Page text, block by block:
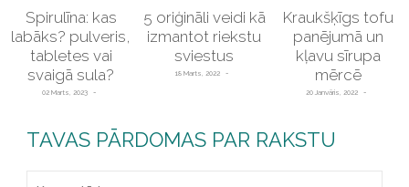
Spirulīna: kas
labāks? pulveris,
tabletes vai
svaigā sula?
02 Marts, 2023
5 oriģināli veidi kā
izmantot riekstu
sviestus
18 Marts, 2022
Kraukšķīgs tofu
panējumā un
kļavu sīrupa
mērcē
20 Janvāris, 2022
TAVAS PĀRDOMAS PAR RAKSTU